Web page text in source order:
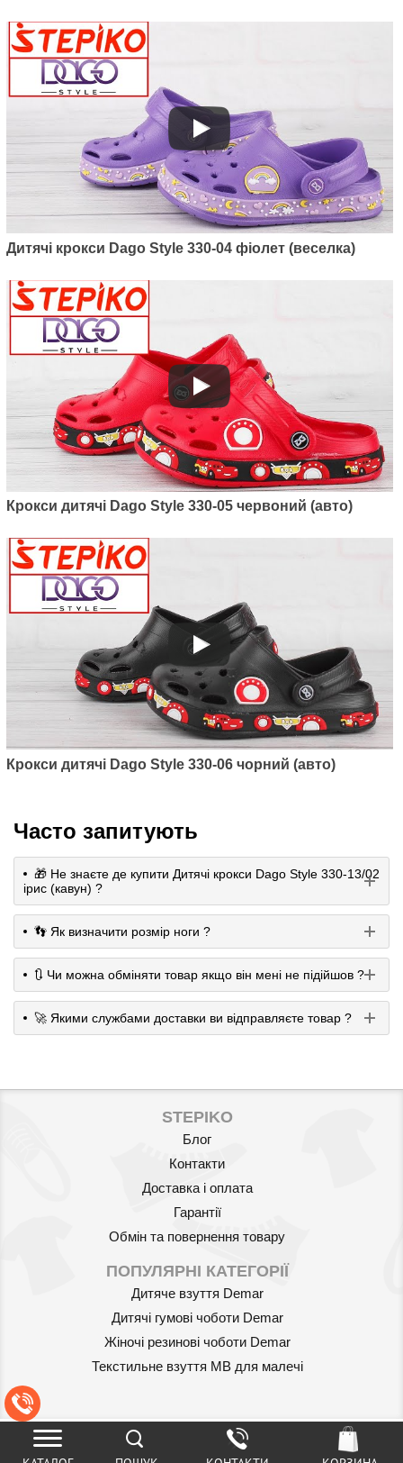
Дитячі крокси Dago Style 330-04 фіолет (веселка)
Крокси дитячі Dago Style 330-05 червоний (авто)
Крокси дитячі Dago Style 330-06 чорний (авто)
Часто запитують
🎁 Не знаєте де купити Дитячі крокси Dago Style 330-13/02
ірис (кавун) ?
👣 Як визначити розмір ноги ?
🔃 Чи можна обміняти товар якщо він мені не підійшов ?
🚀 Якими службами доставки ви відправляєте товар ?
STEPIKO
Блог
Контакти
Доставка і оплата
Гарантії
Обмін та повернення товару
ПОПУЛЯРНІ КАТЕГОРІЇ
Дитяче взуття Demar
Дитячі гумові чоботи Demar
Жіночі резинові чоботи Demar
Текстильне взуття MB для малечі